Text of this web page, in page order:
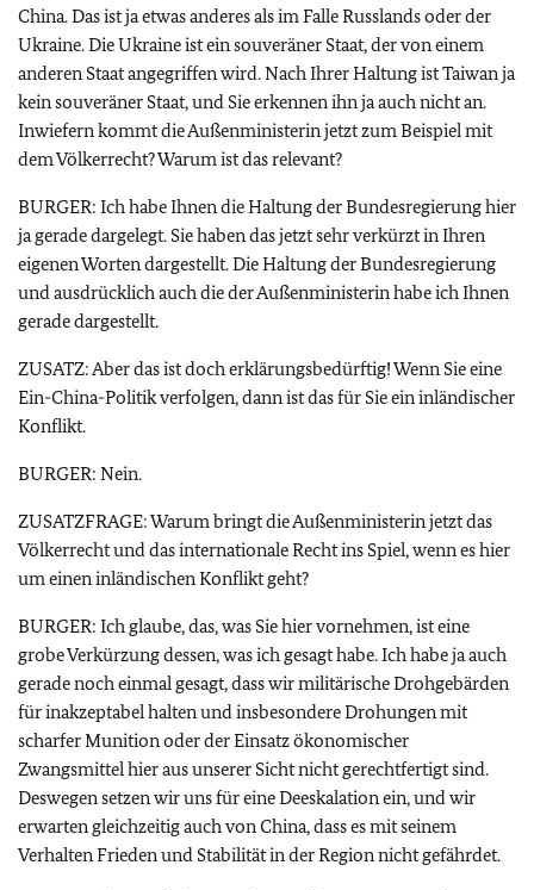
China. Das ist ja etwas anderes als im Falle Russlands oder der
Ukraine. Die Ukraine ist ein souveräner Staat, der von einem
anderen Staat angegriffen wird. Nach Ihrer Haltung ist Taiwan ja
kein souveräner Staat, und Sie erkennen ihn ja auch nicht an.
Inwiefern kommt die Außenministerin jetzt zum Beispiel mit
dem Völkerrecht? Warum ist das relevant?
BURGER: Ich habe Ihnen die Haltung der Bundesregierung hier
ja gerade dargelegt. Sie haben das jetzt sehr verkürzt in Ihren
eigenen Worten dargestellt. Die Haltung der Bundesregierung
und ausdrücklich auch die der Außenministerin habe ich Ihnen
gerade dargestellt.
ZUSATZ: Aber das ist doch erklärungsbedürftig! Wenn Sie eine
Ein-China-Politik verfolgen, dann ist das für Sie ein inländischer
Konflikt.
BURGER: Nein.
ZUSATZFRAGE: Warum bringt die Außenministerin jetzt das
Völkerrecht und das internationale Recht ins Spiel, wenn es hier
um einen inländischen Konflikt geht?
BURGER: Ich glaube, das, was Sie hier vornehmen, ist eine
grobe Verkürzung dessen, was ich gesagt habe. Ich habe ja auch
gerade noch einmal gesagt, dass wir militärische Drohgebärden
für inakzeptabel halten und insbesondere Drohungen mit
scharfer Munition oder der Einsatz ökonomischer
Zwangsmittel hier aus unserer Sicht nicht gerechtfertigt sind.
Deswegen setzen wir uns für eine Deeskalation ein, und wir
erwarten gleichzeitig auch von China, dass es mit seinem
Verhalten Frieden und Stabilität in der Region nicht gefährdet.